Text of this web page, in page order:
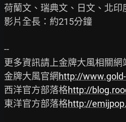
荷蘭文、瑞典文、日文、北印
影片全長：約215分鐘
--
更多資訊請上金牌大風相關網
金牌大風官網http://
西洋官方部落格http://
東洋官方部落格http://